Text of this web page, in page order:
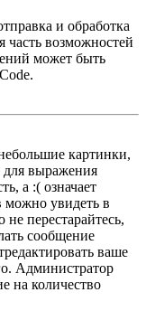
и обработка
возможностей
может быть
картинки,
для выражения
а :( означает
можно увидеть в
перестарайтесь,
сообщение
ваше
Администратор
на количество